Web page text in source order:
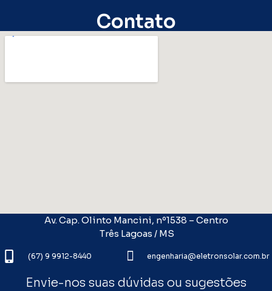
Contato
Av. Cap. Olinto Mancini, nº1538 – Centro
Três Lagoas / MS
(67) 9 9912-8440 engenharia@eletronsolar.com.br
Envie-nos suas dúvidas ou sugestões